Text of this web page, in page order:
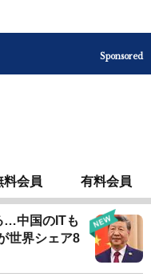
Sponsored
料会員 有料会員
…中国のITも
世界シェア8